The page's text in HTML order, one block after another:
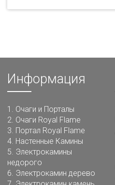
Информация
1. Очаги и Порталы
2. Очаги Royal Flame
3. Портал Royal Flame
4. Настенные Камины
5. Электрокамины
недорого
6. Электрокамин дерево